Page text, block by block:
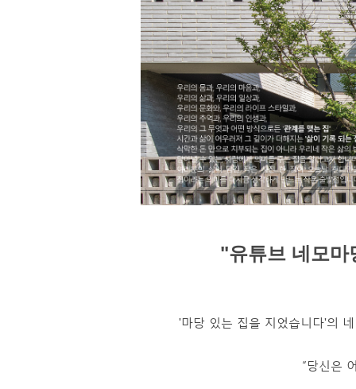
"유튜브 네모마
'마당 있는 집을 지었습니다'의
“당신은